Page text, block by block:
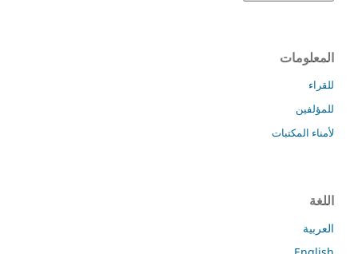
المعلومات
للقراء
للمؤلفين
لأمناء المكتبات
اللغة
العربية